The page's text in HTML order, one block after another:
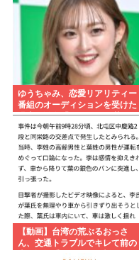
ゆうちゃみ、恋愛リアリティー
番組のオーディションを受けた
過去を激白「10回くらい落ちて
るんです」
【動画】台湾の荒ぶるおっさ
ん、交通トラブルでキレて前の